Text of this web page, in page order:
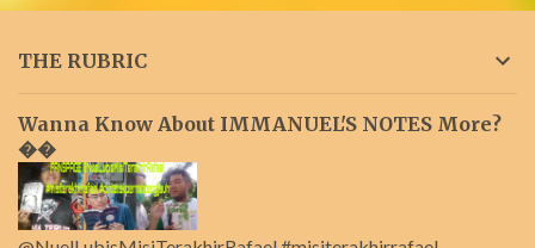
THE RUBRIC
Wanna Know About IMMANUEL'S NOTES More?
��